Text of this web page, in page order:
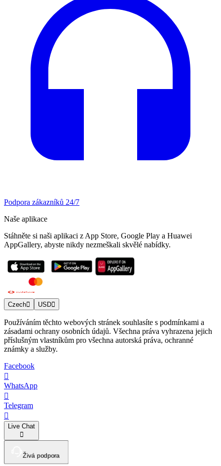
Podpora zákazníků 24/7
Naše aplikace
Stáhněte si naši aplikaci z App Store, Google Play a Huawei
AppGallery, abyste nikdy nezmeškali skvělé nabídky.
Czech USD
Používáním těchto webových stránek souhlasíte s podmínkami a
zásadami ochrany osobních údajů. Všechna práva vyhrazena jejich
příslušným vlastníkům pro všechna autorská práva, ochranné
známky a služby.
Facebook
WhatsApp
Telegram
Live Chat
Živá podpora